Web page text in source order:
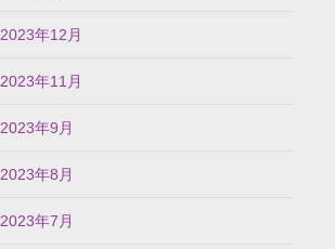
2023年12月
2023年11月
2023年9月
2023年8月
2023年7月